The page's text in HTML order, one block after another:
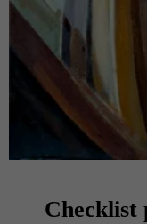
Checklist